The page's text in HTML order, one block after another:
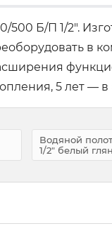
500 Б/П 1/2".
в
5 лет —
Водяной
1/2" белый